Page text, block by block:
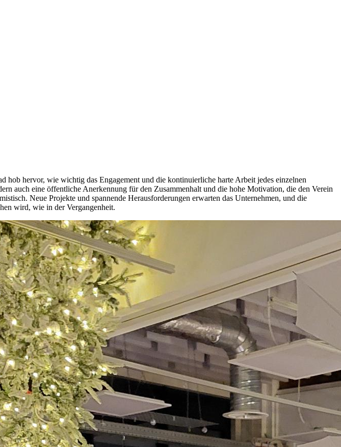
hob hervor, wie wichtig das Engagement und die kontinuierliche harte Arbeit jedes einzelnen
auch eine öffentliche Anerkennung für den Zusammenhalt und die hohe Motivation, die den Verein
Neue Projekte und spannende Herausforderungen erwarten das Unternehmen, und die
wird, wie in der Vergangenheit.